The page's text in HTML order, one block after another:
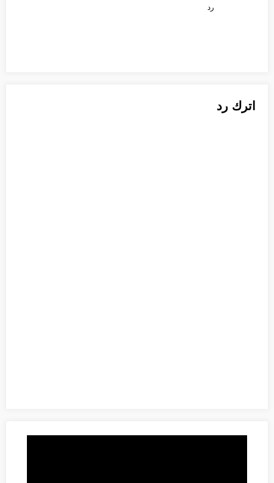
رد
اترك رد